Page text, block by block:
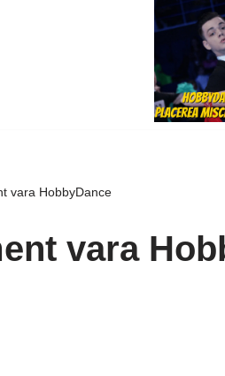
vara HobbyDance
vara